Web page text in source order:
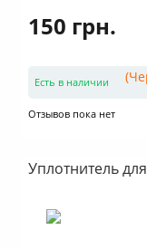
150 грн.
Есть в наличии
Отзывов пока нет
Уплотнитель